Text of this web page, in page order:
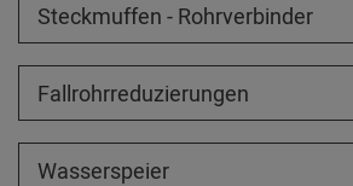
Steckmuffen - Rohrverbinder
Fallrohrreduzierungen
Wasserspeier